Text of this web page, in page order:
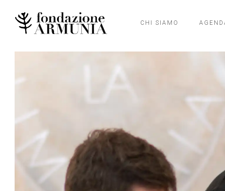
CHI SIAMO